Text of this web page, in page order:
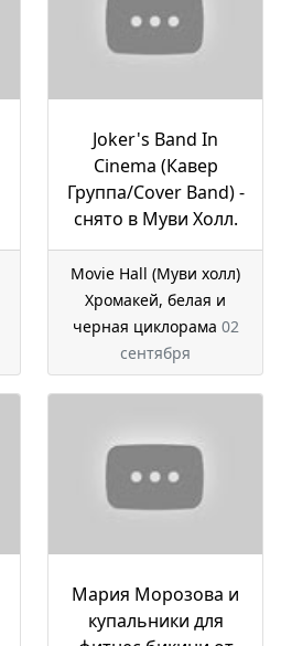
Joker's Band In
Cinema (Кавер
Группа/Cover Band) -
снято в Муви Холл.
Movie Hall (Муви холл)
Хромакей, белая и
черная циклорама 02
сентября
Мария Морозова и
купальники для